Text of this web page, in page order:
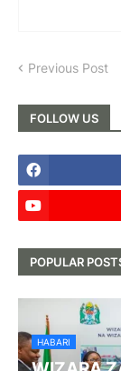
Previous Post
FOLLOW US
POPULAR
HABARI